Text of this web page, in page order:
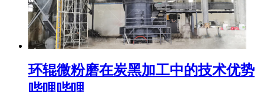
环辊微粉磨在炭黑加工中的技术优势